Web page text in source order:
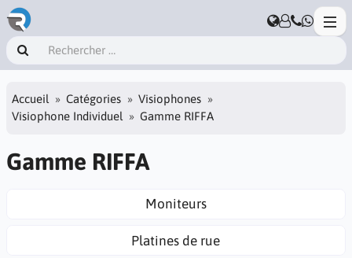
Accueil Catégories
Visiophones
Visiophone Individuel
Gamme RIFFA
Gamme RIFFA
Moniteurs
Platines de rue